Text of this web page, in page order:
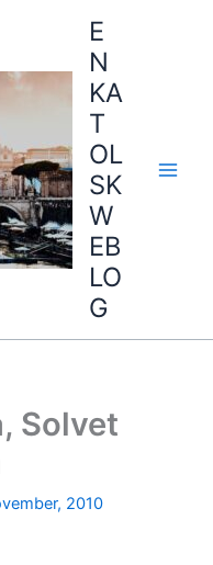
E
N
KA
T
OL
SK
W
EB
LO
G
Solvet
2010